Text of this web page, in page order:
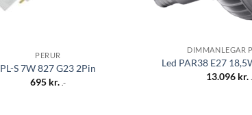
PERUR
PL-S 7W 827 G23 2Pin
695 kr. .-
DIMMANLEGAR
Led PAR38 E27
13.096 kr.